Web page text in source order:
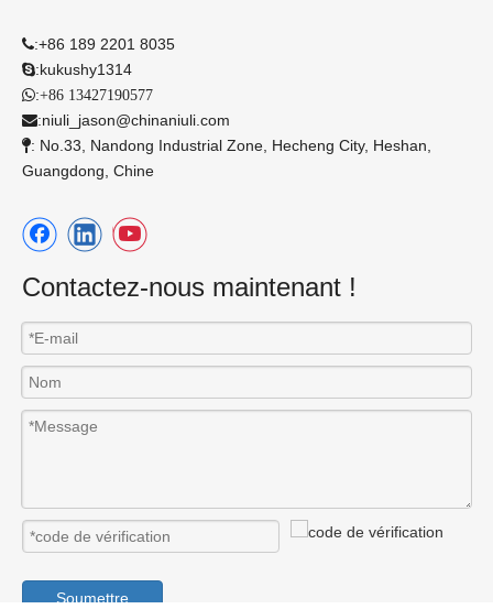
:+86 189 2201 8035
:kukushy1314
:+86 13427190577
:niuli_jason@chinaniuli.com
: No.33, Nandong Industrial Zone, Hecheng City, Heshan,
Guangdong, Chine
Contactez-nous maintenant !
Soumettre